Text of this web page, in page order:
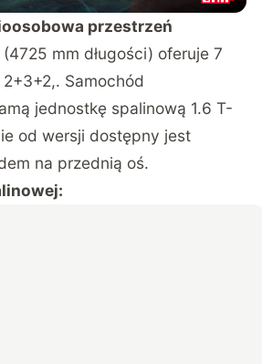
przestrzeń
mm długości) oferuje 7
Samochód
jednostkę spalinową 1.6 T-
od wersji dostępny jest
na przednią oś.